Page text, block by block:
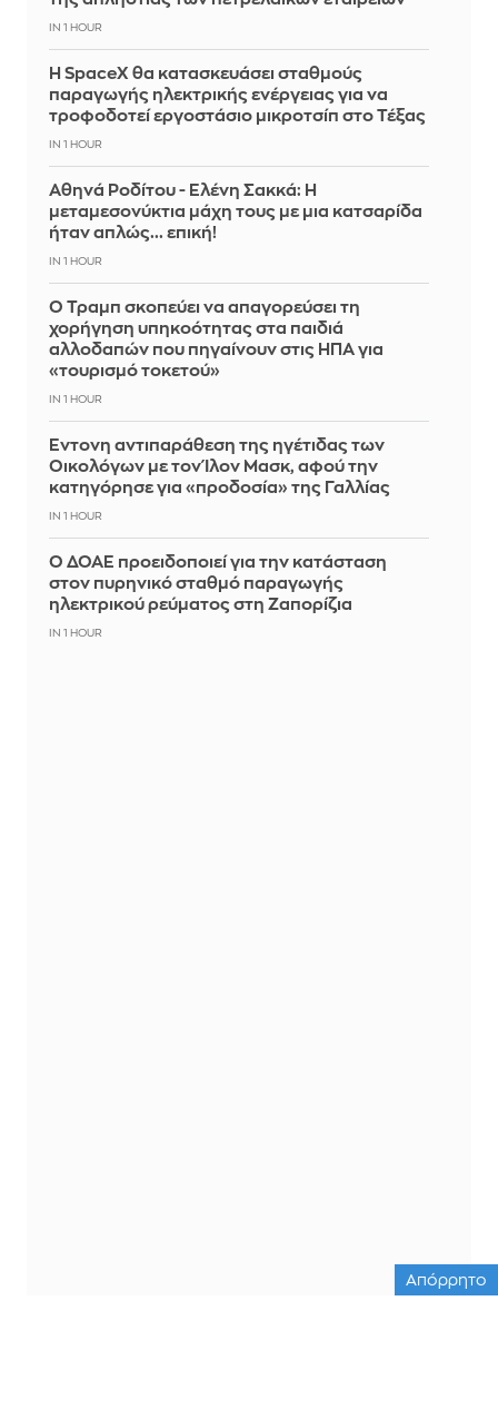
IN 1 HOUR
Η SpaceX θα κατασκευάσει σταθμούς
παραγωγής ηλεκτρικής ενέργειας για να
τροφοδοτεί εργοστάσιο μικροτσίπ στο Τέξας
IN 1 HOUR
Αθηνά Ροδίτου - Ελένη Σακκά: Η
μεταμεσονύκτια μάχη τους με μια κατσαρίδα
ήταν απλώς... επική!
IN 1 HOUR
Ο Τραμπ σκοπεύει να απαγορεύσει τη
χορήγηση υπηκοότητας στα παιδιά
αλλοδαπών που πηγαίνουν στις ΗΠΑ για
«τουρισμό τοκετού»
IN 1 HOUR
Έντονη αντιπαράθεση της ηγέτιδας των
Οικολόγων με τον Ίλον Μασκ, αφού την
κατηγόρησε για «προδοσία» της Γαλλίας
IN 1 HOUR
Ο ΔΟΑΕ προειδοποιεί για την κατάσταση
στον πυρηνικό σταθμό παραγωγής
ηλεκτρικού ρεύματος στη Ζαπορίζια
IN 1 HOUR
Απόρρητο